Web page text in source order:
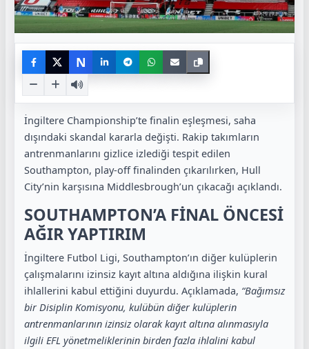
N
İngiltere Championship’te finalin eşleşmesi, saha
dışındaki skandal kararla değişti. Rakip takımların
antrenmanlarını gizlice izlediği tespit edilen
Southampton, play-off finalinden çıkarılırken, Hull
City’nin karşısına Middlesbrough’un çıkacağı açıklandı.
SOUTHAMPTON’A FİNAL ÖNCESİ
AĞIR YAPTIRIM
İngiltere Futbol Ligi, Southampton’ın diğer kulüplerin
çalışmalarını izinsiz kayıt altına aldığına ilişkin kural
ihlallerini kabul ettiğini duyurdu. Açıklamada, “Bağımsız
bir Disiplin Komisyonu, kulübün diğer kulüplerin
antrenmanlarının izinsiz olarak kayıt altına alınmasıyla
ilgili EFL yönetmeliklerinin birden fazla ihlalini kabul